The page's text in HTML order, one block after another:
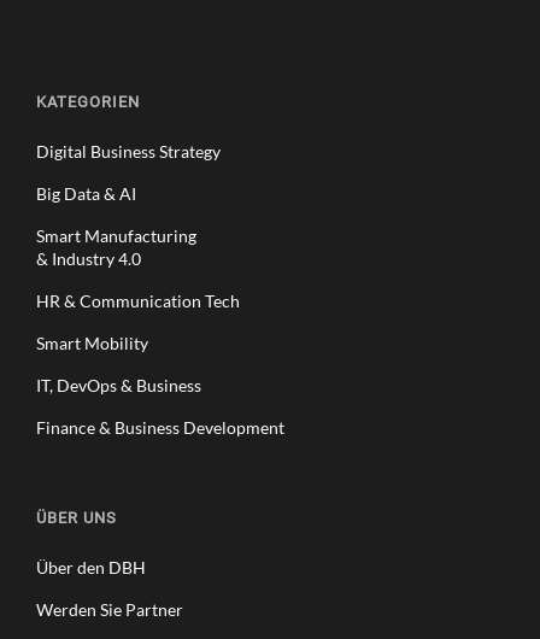
KATEGORIEN
Digital Business Strategy
Big Data & AI
Smart Manufacturing
& Industry 4.0
HR & Communication Tech
Smart Mobility
IT, DevOps & Business
Finance & Business Development
ÜBER UNS
Über den DBH
Werden Sie Partner